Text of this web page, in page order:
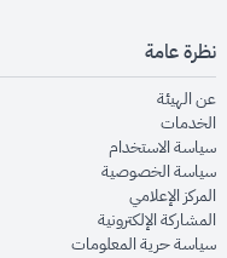
نظرة عامة
عن الهيئةopens in new window
الخدماتopens in new window
سياسة الاستخدام
سياسة الخصوصيةnew window
المركز الإعلاميin new window
المشاركة الإلكترونيةnew window
سياسة حرية المعلوماتwindow